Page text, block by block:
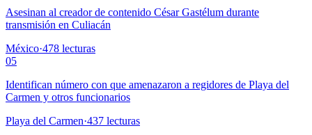
Asesinan al creador de contenido César Gastélum durante
transmisión en Culiacán
México·478 lecturas
05
Identifican número con que amenazaron a regidores de Playa del
Carmen y otros funcionarios
Playa del Carmen·437 lecturas